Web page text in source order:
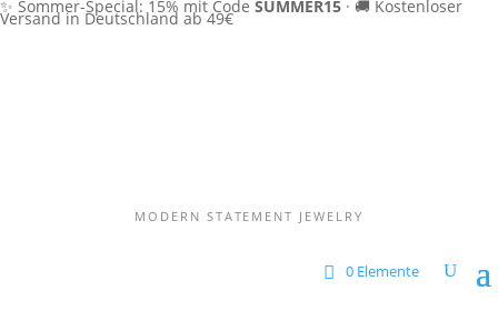
✨ Sommer-Special: 15% mit Code SUMMER15 · 🚚 Kostenloser
Versand in Deutschland ab 49€
MODERN STATEMENT JEWELRY
0 Elemente